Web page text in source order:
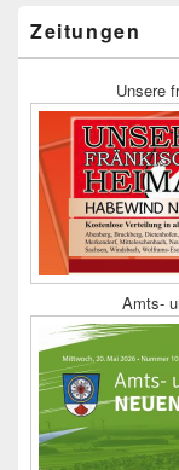
Zeitungen
Unsere
Amts-